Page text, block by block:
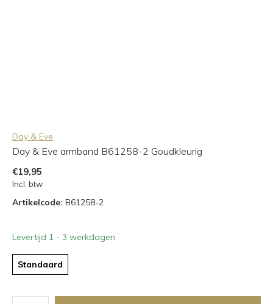
Day & Eve
Day & Eve armband B61258-2 Goudkleurig
€19,95
Incl. btw
Artikelcode: B61258-2
Levertijd 1 - 3 werkdagen
Standaard